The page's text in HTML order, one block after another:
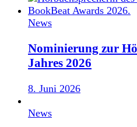
News
Nominierung zur
Jahres 2026
8. Juni 2026
News